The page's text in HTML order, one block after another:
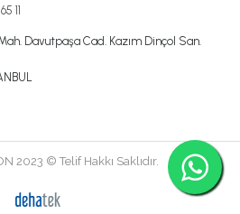
11
Davutpaşa Cad. Kazım Dinçol San.
2023 © Telif Hakkı Saklıdır.